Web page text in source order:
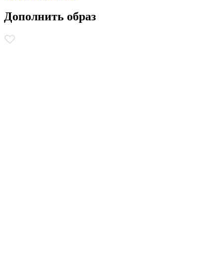
Дополнить образ